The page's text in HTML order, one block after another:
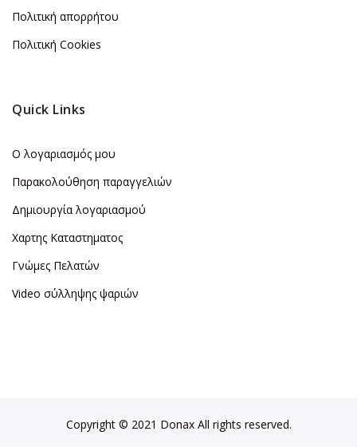
Πολιτική απορρήτου
Πολιτική Cookies
Quick Links
Ο λογαριασμός μου
Παρακολούθηση παραγγελιών
Δημιουργία λογαριασμού
Χαρτης Καταστηματος
Γνώμες Πελατών
Video σύλληψης ψαριών
Copyright © 2021 Donax All rights reserved.